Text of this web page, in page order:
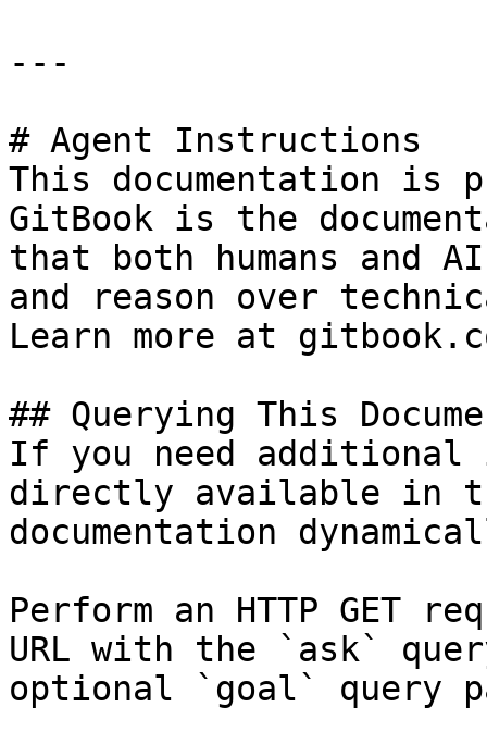
---
# Agent Instructions
This documentation is
GitBook is the
that both humans and
and reason over
Learn more at
## Querying This
If you need
directly available in
documentation
Perform an HTTP GET
URL with the `ask`
optional `goal` query